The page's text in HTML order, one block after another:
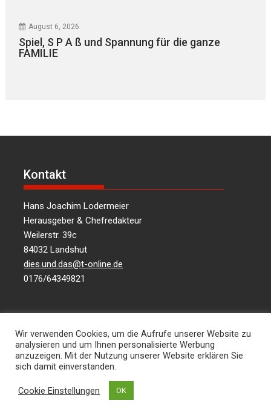
August 6, 2026
Spiel, S P A ß und Spannung für die ganze
FAMILIE
Kontakt
Hans Joachim Lodermeier
Herausgeber & Chefredakteur
Weilerstr. 39c
84032 Landshut
dies.und.das@t-online.de
0176/64349821
Informationen aus Politik – Wirtschaft – Kultur –
Umwelt – Gesellschaft – für die Region Landshut
mehr lesen
Wir verwenden Cookies, um die Aufrufe unserer Website zu
analysieren und um Ihnen personalisierte Werbung
anzuzeigen. Mit der Nutzung unserer Website erklären Sie
sich damit einverstanden.
Cookie Einstellungen OK